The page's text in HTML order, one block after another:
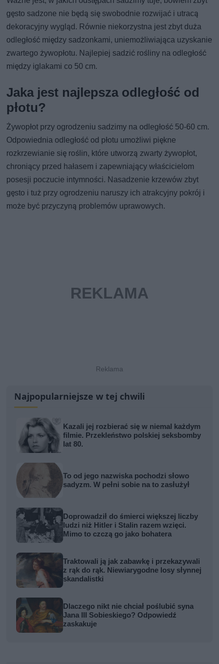
gęsto sadzone nie będą się swobodnie rozwijać i utracą
dekoracyjny wygląd. Równie niekorzystna jest zbyt duża
odległość między sadzonkami, uniemożliwiająca uzyskanie
zwartego żywopłotu. Najlepiej sadzić rośliny na odległość
między iglakami co 50 cm.
Jaka jest najlepsza odległość od
płotu?
Żywopłot przy ogrodzeniu sadzimy na odległość 50-60 cm.
Odpowiednia odległość od płotu umożliwi piękne
rozkrzewianie się roślin, które utworzą zwarty żywopłot,
chroniący przed hałasem i zapewniający właścicielom
posesji poczucie intymności. Nasadzenie krzewów zbyt
gęsto i tuż przy ogrodzeniu naruszy ich atrakcyjny pokrój i
może być przyczyną problemów uprawowych.
Najpopularniejsze w tej chwili
Kazali jej rozbierać się w niemal każdym
filmie. Przekleństwo polskiej seksbomby
lat 80.
To od jego nazwiska pochodzi słowo
sadyzm. W pełni sobie na to zasłużył
Doprowadził do śmierci większej liczby
ludzi niż Hitler i Stalin razem wzięci.
Mimo to czczą go jako bohatera
Traktowali ją jak zabawkę i przekazywali
z rąk do rąk. Niewiarygodne losy słynnej
skandalistki
Dlaczego nikt nie chciał poślubić syna
Jana III Sobieskiego? Odpowiedź
zaskakuje